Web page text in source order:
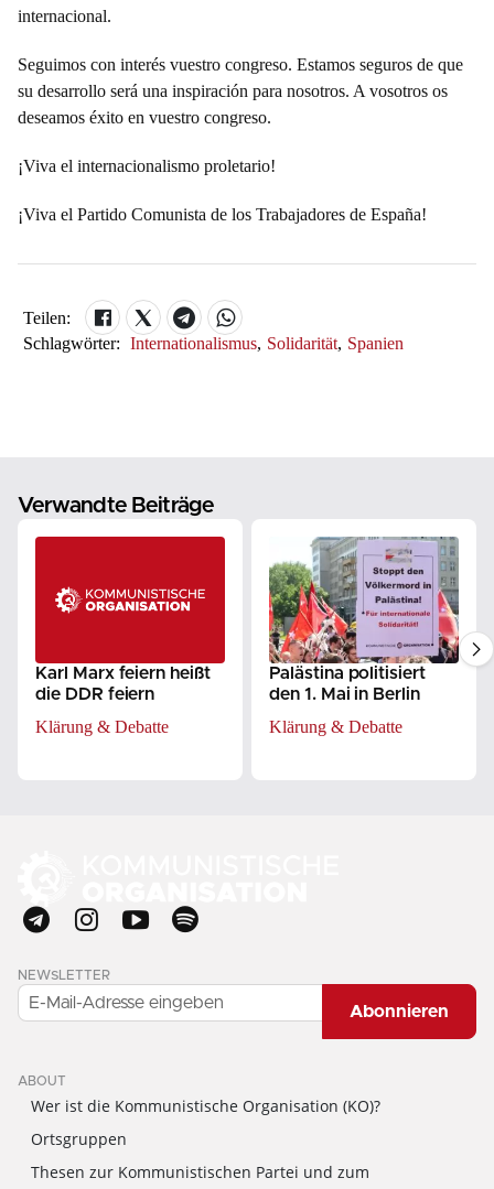
internacional.
Seguimos con interés vuestro congreso. Estamos seguros de que
su desarrollo será una inspiración para nosotros. A vosotros os
deseamos éxito en vuestro congreso.
¡Viva el internacionalismo proletario!
¡Viva el Partido Comunista de los Trabajadores de España!
Teilen:
Schlagwörter: Internationalismus, Solidarität, Spanien
Verwandte Beiträge
Karl Marx feiern heißt
die DDR feiern
Klärung & Debatte
Palästina politisiert
den 1. Mai in Berlin
Klärung & Debatte
NEWSLETTER
Abonnieren
ABOUT
Wer ist die Kommunistische Organisation (KO)?
Ortsgruppen
Thesen zur Kommunistischen Partei und zum